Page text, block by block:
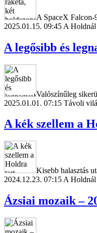
A SpaceX Falcon-
2025.01.15. 09:45 A Holdnál
A legősibb és
Valószínűleg
2025.01.01. 07:15 Távoli
A kék szellem a
Kisebb halasztás
2024.12.23. 07:15 A Holdnál
Ázsiai mozaik –